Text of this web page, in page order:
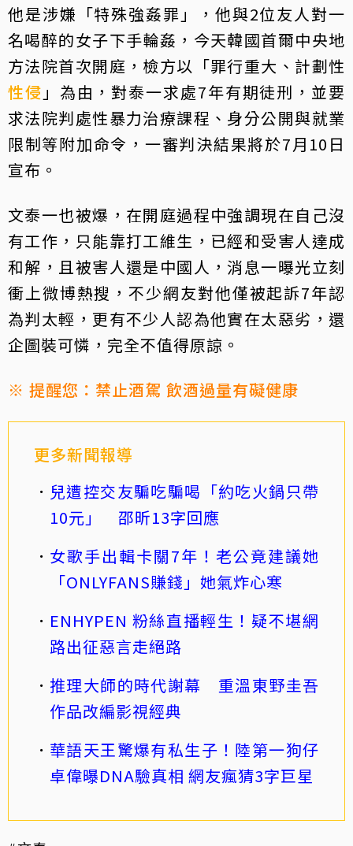
他是涉嫌「特殊強姦罪」，他與2位友人對一
名喝醉的女子下手輪姦，今天韓國首爾中央地
方法院首次開庭，檢方以「罪行重大、計劃性
性侵 」為由，對泰一求處7年有期徒刑，並要
求法院判處性暴力治療課程、身分公開與就業
限制等附加命令，一審判決結果將於7月10日
宣布。
文泰一也被爆，在開庭過程中強調現在自己沒
有工作，只能靠打工維生，已經和受害人達成
和解，且被害人還是中國人，消息一曝光立刻
衝上微博熱搜，不少網友對他僅被起訴7年認
為判太輕，更有不少人認為他實在太惡劣，還
企圖裝可憐，完全不值得原諒。
※ 提醒您：禁止酒駕 飲酒過量有礙健康
更多新聞報導
兒遭控交友騙吃騙喝「約吃火鍋只帶
10元」 邵昕13字回應
女歌手出輯卡關7年！老公竟建議她
「ONLYFANS賺錢」她氣炸心寒
ENHYPEN 粉絲直播輕生！疑不堪網
路出征惡言走絕路
推理大師的時代謝幕 重溫東野圭吾
作品改編影視經典
華語天王驚爆有私生子！陸第一狗仔
卓偉曝DNA驗真相 網友瘋猜3字巨星